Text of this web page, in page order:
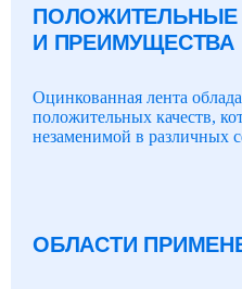
ПОЛОЖИТЕЛЬНЫЕ
И ПРЕИМУЩЕСТВА
Оцинкованная лента
положительных качеств,
незаменимой в различных
ОБЛАСТИ